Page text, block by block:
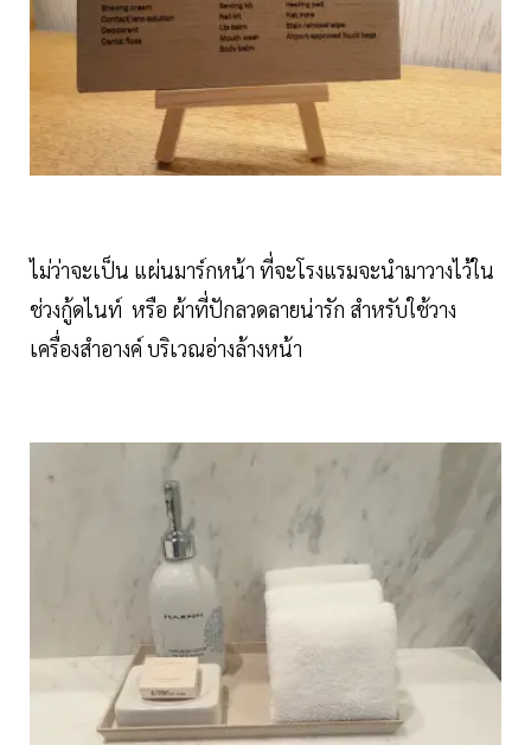
ไม่ว่าจะเป็น แผ่นมาร์กหน้า ที่จะโรงแรมจะนำมาวางไว้ใน
ช่วงกู้ดไนท์ หรือ ผ้าที่ปักลวดลายน่ารัก สำหรับใช้วาง
เครื่องสำอางค์ บริเวณอ่างล้างหน้า